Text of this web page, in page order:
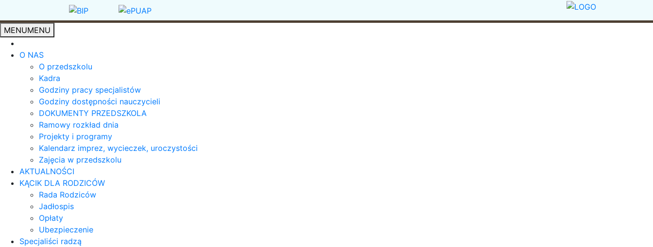
MENUMENU
O NAS
O przedszkolu
Kadra
Godziny pracy specjalistów
Godziny dostępności nauczycieli
DOKUMENTY PRZEDSZKOLA
Ramowy rozkład dnia
Projekty i programy
Kalendarz imprez, wycieczek, uroczystości
Zajęcia w przedszkolu
AKTUALNOŚCI
KĄCIK DLA RODZICÓW
Rada Rodziców
Jadłospis
Opłaty
Ubezpieczenie
Specjaliści radzą